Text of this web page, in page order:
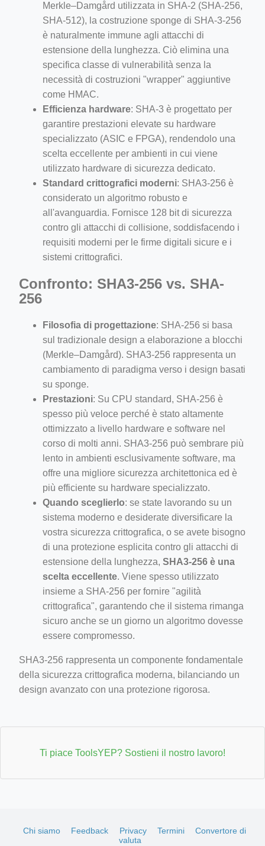
Merkle–Damgård utilizzata in SHA-2 (SHA-256,
SHA-512), la costruzione sponge di SHA-3-256
è naturalmente immune agli attacchi di
estensione della lunghezza. Ciò elimina una
specifica classe di vulnerabilità senza la
necessità di costruzioni "wrapper" aggiuntive
come HMAC.
Efficienza hardware: SHA-3 è progettato per
garantire prestazioni elevate su hardware
specializzato (ASIC e FPGA), rendendolo una
scelta eccellente per ambienti in cui viene
utilizzato hardware di sicurezza dedicato.
Standard crittografici moderni: SHA3-256 è
considerato un algoritmo robusto e
all'avanguardia. Fornisce 128 bit di sicurezza
contro gli attacchi di collisione, soddisfacendo i
requisiti moderni per le firme digitali sicure e i
sistemi crittografici.
Confronto: SHA3-256 vs. SHA-
256
Filosofia di progettazione: SHA-256 si basa
sul tradizionale design a elaborazione a blocchi
(Merkle–Damgård). SHA3-256 rappresenta un
cambiamento di paradigma verso i design basati
su sponge.
Prestazioni: Su CPU standard, SHA-256 è
spesso più veloce perché è stato altamente
ottimizzato a livello hardware e software nel
corso di molti anni. SHA3-256 può sembrare più
lento in ambienti esclusivamente software, ma
offre una migliore sicurezza architettonica ed è
più efficiente su hardware specializzato.
Quando sceglierlo: se state lavorando su un
sistema moderno e desiderate diversificare la
vostra sicurezza crittografica, o se avete bisogno
di una protezione esplicita contro gli attacchi di
estensione della lunghezza, SHA3-256 è una
scelta eccellente. Viene spesso utilizzato
insieme a SHA-256 per fornire "agilità
crittografica", garantendo che il sistema rimanga
sicuro anche se un giorno un algoritmo dovesse
essere compromesso.
SHA3-256 rappresenta un componente fondamentale
della sicurezza crittografica moderna, bilanciando un
design avanzato con una protezione rigorosa.
Ti piace ToolsYEP? Sostieni il nostro lavoro!
Chi siamo Feedback Privacy Termini
Convertore di
valuta